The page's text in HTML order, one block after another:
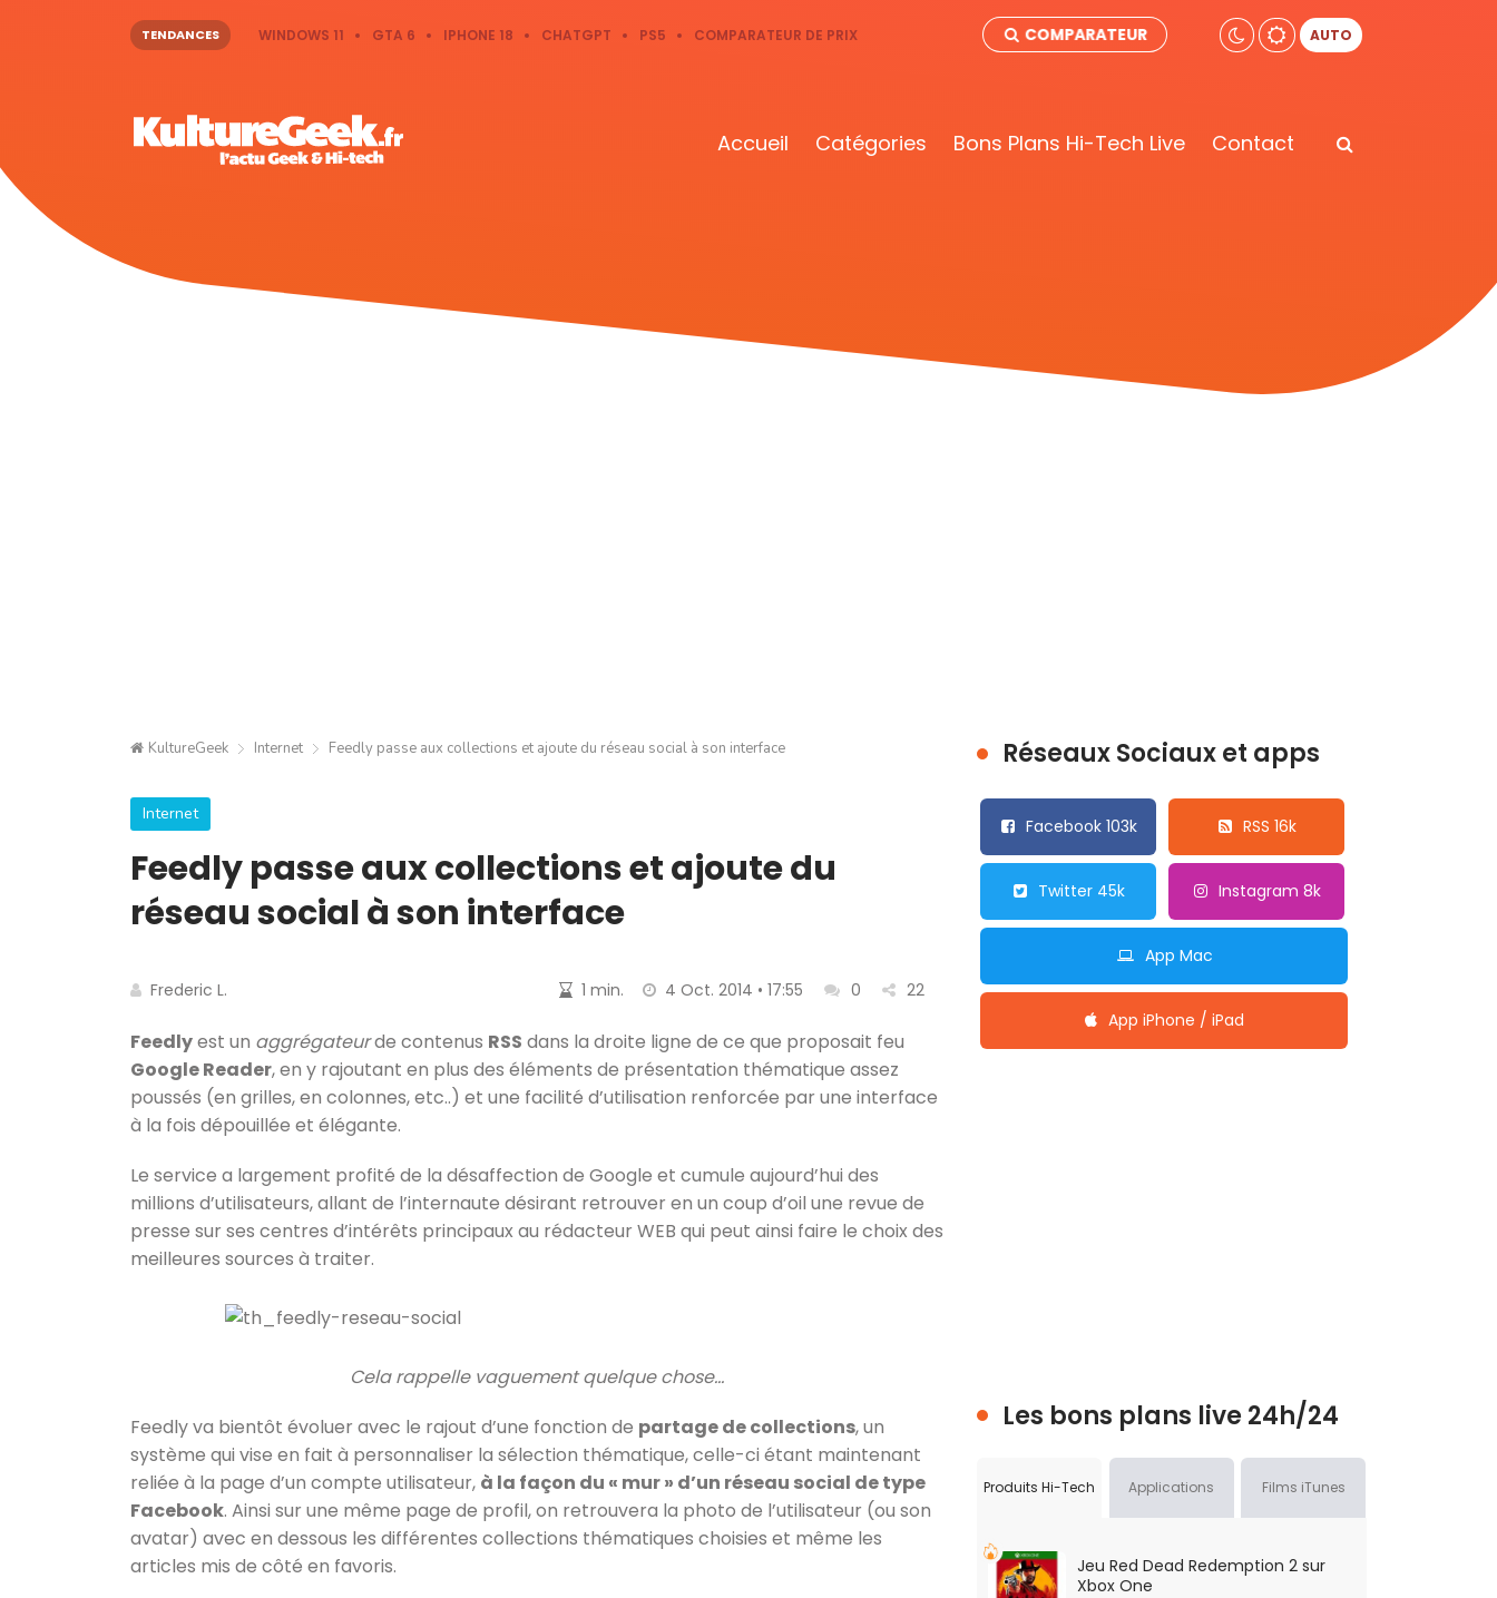
TENDANCES WINDOWS 11 GTA 6 IPHONE 18 CHATGPT PS5 COMPARATEUR DE PRIX COMPARATEUR AUTO
Accueil Catégories Bons Plans Hi-Tech Live Contact
KultureGeek Internet Feedly passe aux collections et ajoute du réseau social à son interface
Internet
Feedly passe aux collections et ajoute du
réseau social à son interface
Frederic L. 1 min. 4 Oct. 2014 • 17:55 0 22
Feedlyest un aggrégateurde contenus RSS dans la droite ligne de ce que proposait feu
Google Reader, en y rajoutant en plus des éléments de présentation thématique assez
poussés (en grilles, en colonnes, etc..) et une facilité d’utilisation renforcée par une interface
à la fois dépouillée et élégante.
Le service a largement profité de la désaffection de Google et cumule aujourd’hui des
millions d’utilisateurs, allant de l’internaute désirant retrouver en un coup d’oil une revue de
presse sur ses centres d’intérêts principaux au rédacteur WEB qui peut ainsi faire le choix des
meilleures sources à traiter.
Cela rappelle vaguement quelque chose…
Feedly va bientôt évoluer avec le rajout d’une fonction de partage de collections, un
système qui vise en fait à personnaliser la sélection thématique, celle-ci étant maintenant
reliée à la page d’un compte utilisateur, à la façon du « mur » d’un réseau social de type
Facebook. Ainsi sur une même page de profil, on retrouvera la photo de l’utilisateur (ou son
avatar) avec en dessous les différentes collections thématiques choisies et même les
articles mis de côté en favoris.
Réseaux Sociaux et apps
Facebook 103k RSS 16k
Twitter 45k Instagram 8k
App Mac
App iPhone / iPad
Les bons plans live 24h/24
Produits Hi-Tech Applications Films iTunes
Jeu Red Dead Redemption 2 sur
Xbox One